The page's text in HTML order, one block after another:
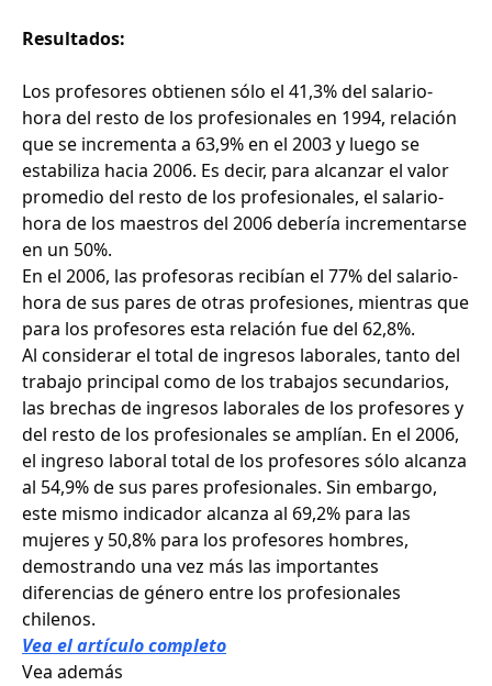
Resultados:
Los profesores obtienen sólo el 41,3% del salario-
hora del resto de los profesionales en 1994, relación
que se incrementa a 63,9% en el 2003 y luego se
estabiliza hacia 2006. Es decir, para alcanzar el valor
promedio del resto de los profesionales, el salario-
hora de los maestros del 2006 debería incrementarse
en un 50%.
En el 2006, las profesoras recibían el 77% del salario-
hora de sus pares de otras profesiones, mientras que
para los profesores esta relación fue del 62,8%.
Al considerar el total de ingresos laborales, tanto del
trabajo principal como de los trabajos secundarios,
las brechas de ingresos laborales de los profesores y
del resto de los profesionales se amplían. En el 2006,
el ingreso laboral total de los profesores sólo alcanza
al 54,9% de sus pares profesionales. Sin embargo,
este mismo indicador alcanza al 69,2% para las
mujeres y 50,8% para los profesores hombres,
demostrando una vez más las importantes
diferencias de género entre los profesionales
chilenos.
Vea el artículo completo
Vea además